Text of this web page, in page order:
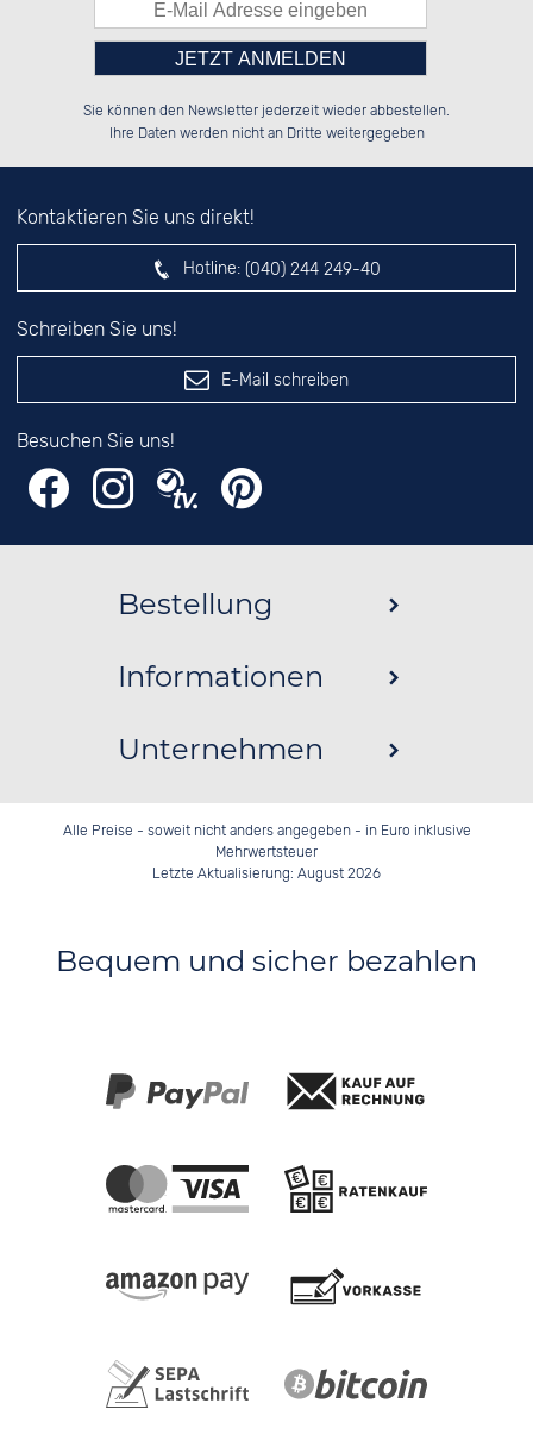
░░████░░██████░░░░████░░██████░░
░░░░██░░░░░░██░░██░░░░░░██░░██░░
Bitte tragen Sie die Zahl in
das nebenstehende Feld ein.
Sie können den Newsletter jederzeit wieder abbestellen.
Ihre Daten werden nicht an Dritte weitergegeben
Kontaktieren Sie uns direkt!
Hotline: (040) 244 249-40
Schreiben Sie uns!
E-Mail schreiben
Besuchen Sie uns!
Bestellung
Informationen
Unternehmen
Alle Preise - soweit nicht anders angegeben - in Euro inklusive
Mehrwertsteuer
Letzte Aktualisierung: August 2026
Bequem und sicher bezahlen